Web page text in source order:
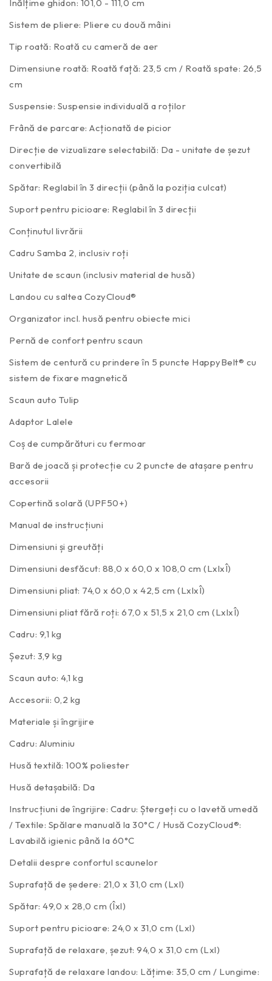
Înălțime ghidon: 101,0 - 111,0 cm
Sistem de pliere: Pliere cu două mâini
Tip roată: Roată cu cameră de aer
Dimensiune roată: Roată față: 23,5 cm / Roată spate: 26,5
cm
Suspensie: Suspensie individuală a roților
Frână de parcare: Acționată de picior
Direcție de vizualizare selectabilă: Da - unitate de șezut
convertibilă
Spătar: Reglabil în 3 direcții (până la poziția culcat)
Suport pentru picioare: Reglabil în 3 direcții
Conținutul livrării
Cadru Samba 2, inclusiv roți
Unitate de scaun (inclusiv material de husă)
Landou cu saltea CozyCloud®
Organizator incl. husă pentru obiecte mici
Pernă de confort pentru scaun
Sistem de centură cu prindere în 5 puncte HappyBelt® cu
sistem de fixare magnetică
Scaun auto Tulip
Adaptor Lalele
Coș de cumpărături cu fermoar
Bară de joacă și protecție cu 2 puncte de atașare pentru
accesorii
Copertină solară (UPF50+)
Manual de instrucțiuni
Dimensiuni și greutăți
Dimensiuni desfăcut: 88,0 x 60,0 x 108,0 cm (LxlxÎ)
Dimensiuni pliat: 74,0 x 60,0 x 42,5 cm (LxlxÎ)
Dimensiuni pliat fără roți: 67,0 x 51,5 x 21,0 cm (LxlxÎ)
Cadru: 9,1 kg
Șezut: 3,9 kg
Scaun auto: 4,1 kg
Accesorii: 0,2 kg
Materiale și îngrijire
Cadru: Aluminiu
Husă textilă: 100% poliester
Husă detașabilă: Da
Instrucțiuni de îngrijire: Cadru: Ștergeți cu o lavetă umedă
/ Textile: Spălare manuală la 30°C / Husă CozyCloud®:
Lavabilă igienic până la 60°C
Detalii despre confortul scaunelor
Suprafață de ședere: 21,0 x 31,0 cm (Lxl)
Spătar: 49,0 x 28,0 cm (Îxl)
Suport pentru picioare: 24,0 x 31,0 cm (Lxl)
Suprafață de relaxare, șezut: 94,0 x 31,0 cm (Lxl)
Suprafață de relaxare landou: Lățime: 35,0 cm / Lungime: